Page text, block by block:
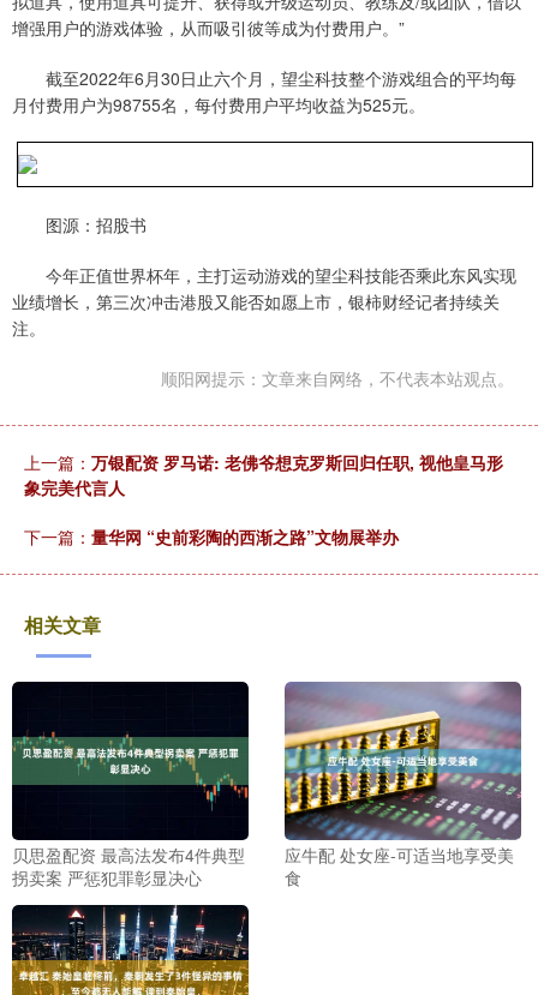
增强用户的游戏体验，从而吸引彼等成为付费用户。”
截至2022年6月30日止六个月，望尘科技整个游戏组合的平均每
月付费用户为98755名，每付费用户平均收益为525元。
图源：招股书
今年正值世界杯年，主打运动游戏的望尘科技能否乘此东风实现
业绩增长，第三次冲击港股又能否如愿上市，银柿财经记者持续关
注。
顺阳网提示：文章来自网络，不代表本站观点。
上一篇： 万银配资 罗马诺: 老佛爷想克罗斯回归任职, 视他皇马形
象完美代言人
下一篇： 量华网 “史前彩陶的西渐之路”文物展举办
相关文章
贝思盈配资 最高法发布4件典型
拐卖案 严惩犯罪彰显决心
应牛配 处女座-可适当地享受美
食